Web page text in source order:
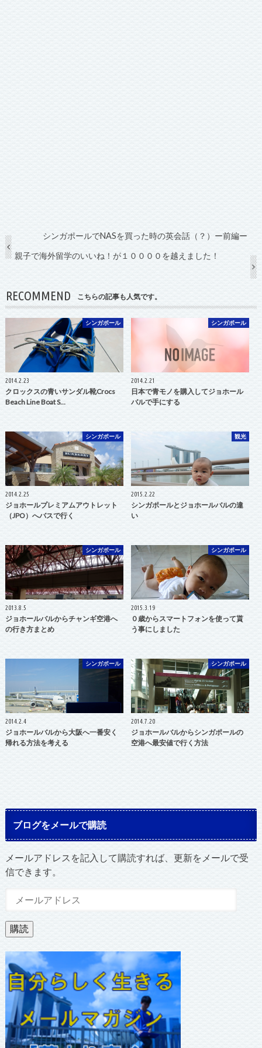
シンガポールでNASを買った時の英会話（？）ー前編ー
親子で海外留学のいいね！が１００００を越えました！
RECOMMEND こちらの記事も人気です。
シンガポール
2014.2.23
クロックスの青いサンダル靴Crocs
Beach Line Boat S…
シンガポール
2014.2.21
日本で青モノを購入してジョホール
バルで手にする
シンガポール
2014.2.25
ジョホールプレミアムアウトレット
（JPO）へバスで行く
観光
2015.2.22
シンガポールとジョホールバルの違
い
シンガポール
2013.8.5
ジョホールバルからチャンギ空港へ
の行き方まとめ
シンガポール
2015.3.19
０歳からスマートフォンを使って貰
う事にしました
シンガポール
2014.2.4
ジョホールバルから大阪へ一番安く
帰れる方法を考える
シンガポール
2014.7.20
ジョホールバルからシンガポールの
空港へ最安値で行く方法
ブログをメールで購読
メールアドレスを記入して購読すれば、更新をメールで受
信できます。
ル
ア
ド
レ
ス
購読